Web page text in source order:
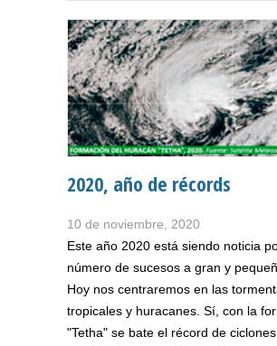
2020, año de récords
10 de noviembre, 2020
Este año 2020 está siendo noticia
número de sucesos a gran y
Hoy nos centraremos en las
tropicales y huracanes. Sí, con la
"Tetha" se bate el récord de